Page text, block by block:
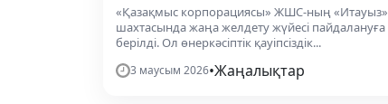
«Қазақмыс корпорациясы» ЖШС-ның «Итауыз»
шахтасында жаңа желдету жүйесі пайдалануға
берілді. Ол өнеркәсіптік қауіпсіздік...
3 маусым 2026•Жаңалықтар